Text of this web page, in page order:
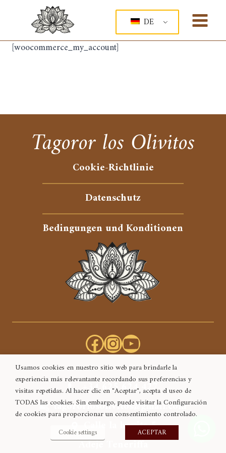
DE
[woocommerce_my_account]
Tagoror los Olivitos
Cookie-Richtlinie
Datenschutz
Bedingungen und Konditionen
Facebook InstagramYouTube
+34 625 624 427
tagororlosolivitos@gmail.com
Calle la hoyita 5
Adeje Teneriffa
Usamos cookies en nuestro sitio web para brindarle la
experiencia más relevantante recordando sus preferencias y
visitas repetidas. Al hacer clic en "Aceptar", acepta el useo de
TODAS las cookies. Sin embargo, puede visitar la Configuración
de cookies para proporcionar un consentimiento controlado.
Cookie settings ACEPTAR